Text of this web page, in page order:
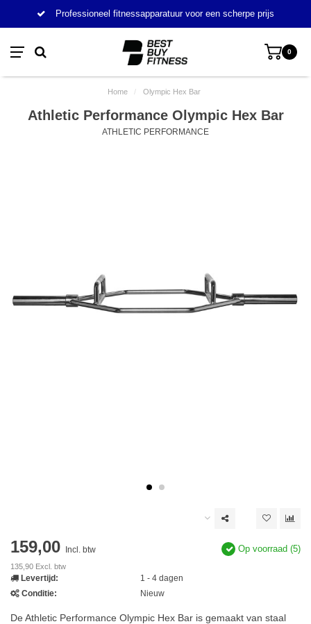
Professioneel fitnessapparatuur voor een scherpe prijs
0
Home / Olympic Hex Bar
Athletic Performance Olympic Hex Bar
ATHLETIC PERFORMANCE
159,00 Incl. btw
135,90 Excl. btw
Op voorraad (5)
Levertijd:
1 - 4 dagen
Conditie:
Nieuw
De Athletic Performance Olympic Hex Bar is gemaakt van staal